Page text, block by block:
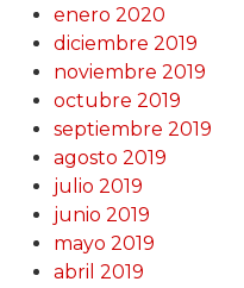
enero 2020
diciembre 2019
noviembre 2019
octubre 2019
septiembre 2019
agosto 2019
julio 2019
junio 2019
mayo 2019
abril 2019